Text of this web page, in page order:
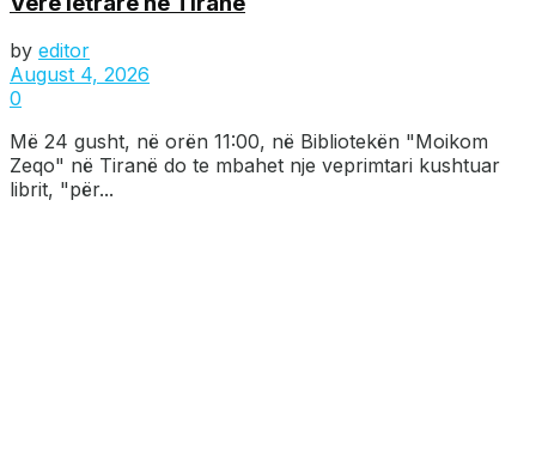
by editor
August 4, 2026
0
Më 24 gusht, në orën 11:00, në Bibliotekën "Moikom
Zeqo" në Tiranë do te mbahet nje veprimtari kushtuar
librit, "për...